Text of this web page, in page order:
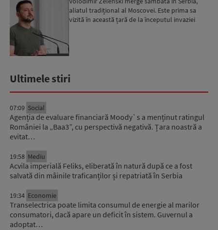
aliatul tradițional al Moscovei. Este prima sa
vizită în această țară de la începutul invaziei
Ultimele stiri
07:09 Social
Agenția de evaluare financiară Moody`s a menținut ratingul
României la „Baa3”, cu perspectivă negativă. Țara noastră a
evitat…
19:58 Mediu
Acvila imperială Feliks, eliberată în natură după ce a fost
salvată din mâinile traficanților și repatriată în Serbia
19:34 Economie
Transelectrica poate limita consumul de energie al marilor
consumatori, dacă apare un deficit în sistem. Guvernul a
adoptat…